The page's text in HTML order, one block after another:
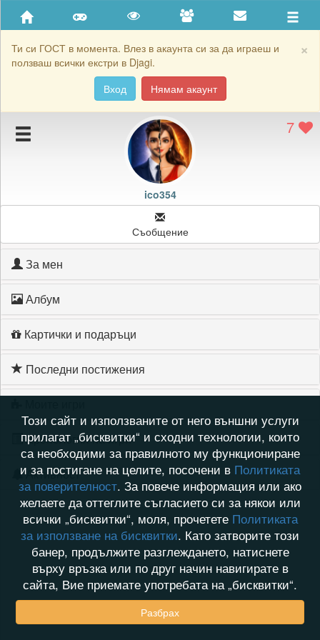
×
Ти си ГОСТ в момента. Влез в акаунта си за да играеш и
ползваш всички екстри в Djagi.
Вход
Нямам акаунт
Приятели
Хронология на игри
Подаръците на ico354
Картичките на ico354
7
ico354
Съобщение
За мен
Албум
Картички и подаръци
Последни постижения
Хронология на игри
Активност
Този сайт и използваните от него външни услуги
прилагат „бисквитки“ и сходни технологии, които
са необходими за правилното му функциониране
и за постигане на целите, посочени в Политиката
за поверителност. За повече информация или ако
желаете да оттеглите съгласието си за някои или
всички „бисквитки“, моля, прочетете Политиката
за използване на бисквитки. Като затворите този
банер, продължите разглеждането, натиснете
върху връзка или по друг начин навигирате в
сайта, Вие приемате употребата на „бисквитки“.
Разбрах